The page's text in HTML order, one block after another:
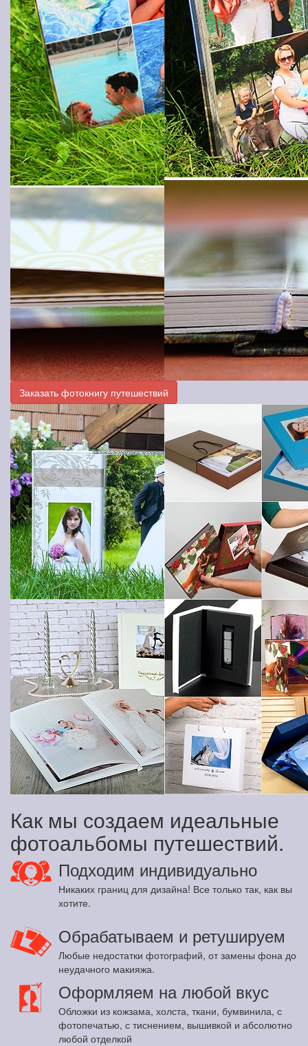
Заказать фотокнигу путешествий
Как мы создаем идеальные
фотоальбомы путешествий.
Подходим индивидуально
Никаких границ для дизайна! Все только так, как вы
хотите.
Обрабатываем и ретушируем
Любые недостатки фотографий, от замены фона до
неудачного макияжа.
Оформляем на любой вкус
Обложки из кожзама, холста, ткани, бумвинила, с
фотопечатью, с тиснением, вышивкой и абсолютно
любой отделкой